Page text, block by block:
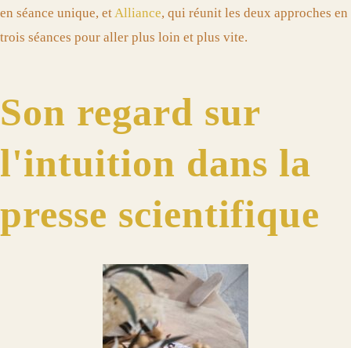
en séance unique, et Alliance, qui réunit les deux approches en
trois séances pour aller plus loin et plus vite.
Son regard sur
l'intuition dans la
presse scientifique